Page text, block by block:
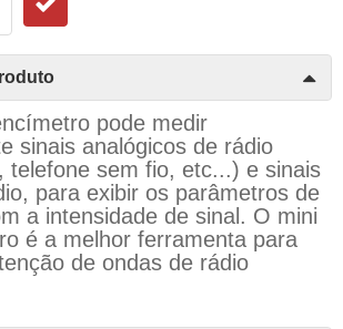
pode medir
sinais analógicos de rádio
telefone sem fio, etc...) e sinais
para exibir os parâmetros de
a intensidade de sinal. O mini
é a melhor ferramenta para
de ondas de rádio